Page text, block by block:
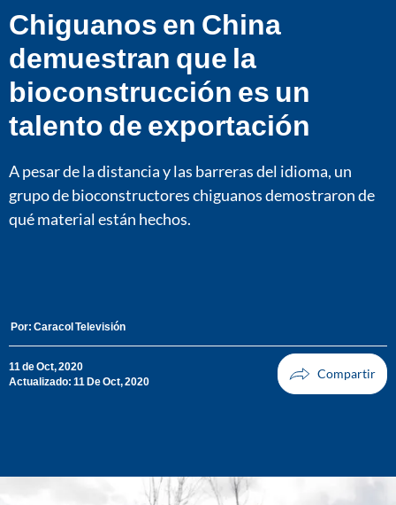
Chiguanos en China
demuestran que la
bioconstrucción es un
talento de exportación
A pesar de la distancia y las barreras del idioma, un
grupo de bioconstructores chiguanos demostraron de
qué material están hechos.
Por: Caracol Televisión
11 de Oct, 2020
Actualizado: 11 De Oct, 2020